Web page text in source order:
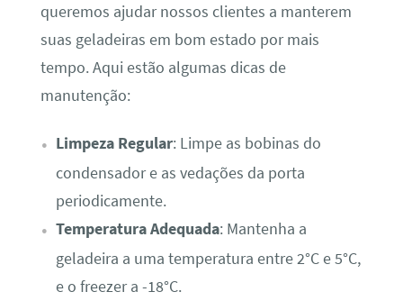
queremos ajudar nossos clientes a manterem
suas geladeiras em bom estado por mais
tempo. Aqui estão algumas dicas de
manutenção:
Limpeza Regular: Limpe as bobinas do
condensador e as vedações da porta
periodicamente.
Temperatura Adequada: Mantenha a
geladeira a uma temperatura entre 2°C e 5°C,
e o freezer a -18°C.